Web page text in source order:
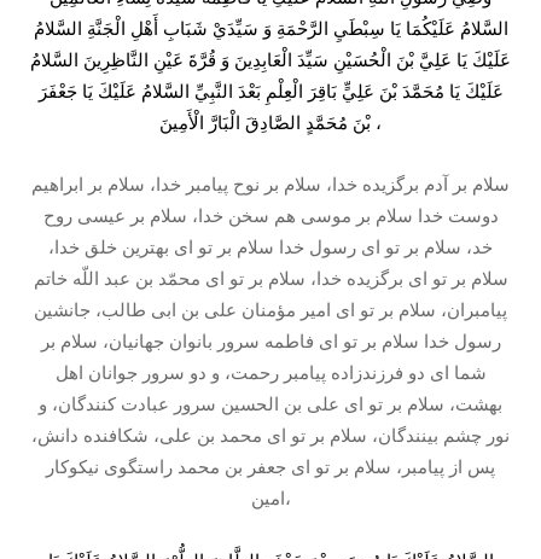
السَّلامُ عَلَيْكُمَا يَا سِبْطَيِ الرَّحْمَةِ وَ سَيِّدَيْ شَبَابِ أَهْلِ الْجَنَّةِ السَّلامُ
عَلَيْكَ يَا عَلِيَّ بْنَ الْحُسَيْنِ سَيِّدَ الْعَابِدِينَ وَ قُرَّةَ عَيْنِ النَّاظِرِينَ السَّلامُ
عَلَيْكَ يَا مُحَمَّدَ بْنَ عَلِيٍّ بَاقِرَ الْعِلْمِ بَعْدَ النَّبِيِّ السَّلامُ عَلَيْكَ يَا جَعْفَرَ
بْنَ مُحَمَّدٍ الصَّادِقَ الْبَارَّ الْأَمِينَ ،
سلام بر آدم برگزيده خدا، سلام بر نوح پيامبر خدا، سلام بر ابراهيم
دوست خدا سلام بر موسى هم سخن خدا، سلام بر عيسى روح
خد، سلام بر تو اى رسول خدا سلام بر تو اى بهترين خلق خدا،
سلام بر تو اى برگزيده خدا، سلام بر تو اى محمّد بن عبد اللّه خاتم
پيامبران، سلام بر تو اى امير مؤمنان على بن ابى طالب، جانشين
رسول خدا سلام بر تو اى فاطمه سرور بانوان جهانيان، سلام بر
شما اى دو فرزندزاده پيامبر رحمت، و دو سرور جوانان اهل
بهشت، سلام بر تو اى على بن الحسين سرور عبادت كنندگان، و
نور چشم بينندگان، سلام بر تو اى محمد بن على، شكافنده دانش،
پس از پيامبر، سلام بر تو اى جعفر بن محمد راستگوى نيكوكار
امين،